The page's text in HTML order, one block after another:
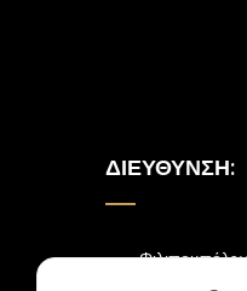
ΔΙΕΎΘΥΝΣΗ: